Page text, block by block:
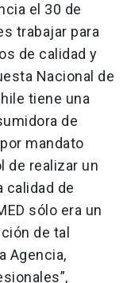
el 30 de
trabajar para
de calidad y
Nacional de
tiene una
de
mandato
de realizar un
calidad de
sólo era un
de tal
Agencia,